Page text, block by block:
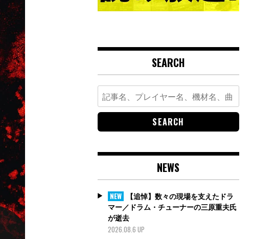
SEARCH
Search
for:
NEWS
NEW
【追悼】数々の現場を支えたドラ
マー／ドラム・チューナーの三原重夫氏
が逝去
2026.08.6 UP